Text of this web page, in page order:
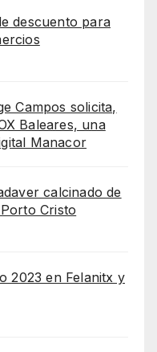
descuento para
Campos solicita,
Baleares, una
Manacor
calcinado de
Cristo
2023 en Felanitx y